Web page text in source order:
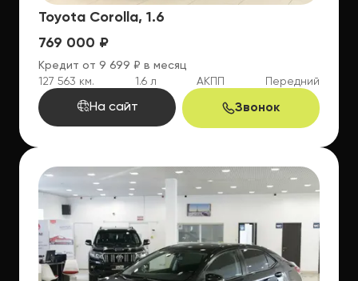
Toyota Corolla, 1.6
769 000 ₽
Кредит от 9 699 ₽ в месяц
127 563 км.
1.6 л АКПП Передний
На сайт Звонок